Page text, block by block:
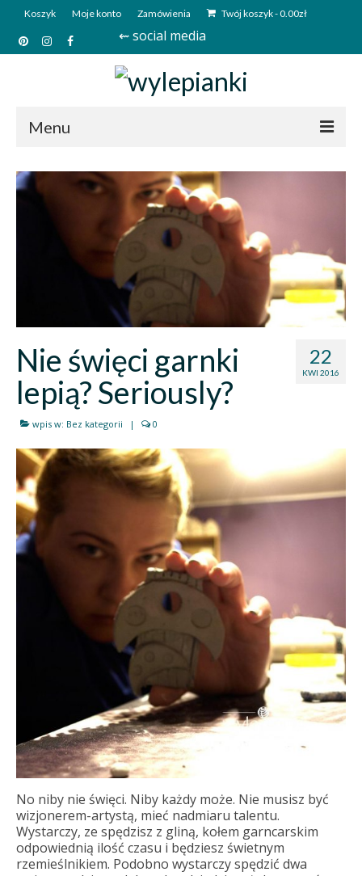
Koszyk Moje konto Zamówienia Twój koszyk-0.00zł
⇜ social media
Menu
Start
Sklep
Kontakt
22
KWI 2016
Nie święci garnki
lepią? Seriously?
wpis w: Bez kategorii | 0
No niby nie święci. Niby każdy może. Nie musisz być
wizjonerem-artystą, mieć nadmiaru talentu.
Wystarczy, ze spędzisz z gliną, kołem garncarskim
odpowiednią ilość czasu i będziesz świetnym
rzemieślnikiem. Podobno wystarczy spędzić dwa